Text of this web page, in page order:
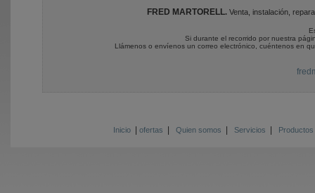
FRED MARTORELL. Venta, instalación,
Si durante el recorrido por nuestra
Llámenos o envíenos un correo electrónico, cuéntenos en
Inicio ofertas Quien somos Servicios Productos